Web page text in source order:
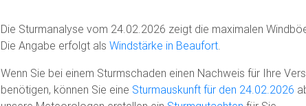
Die Sturmanalyse vom 24.02.2026 zeigt die maximalen
Die Angabe erfolgt als Windstärke in Beaufort
Wenn Sie bei einem Sturmschaden einen Nachweis für Ihre
benötigen, können Sie eine Sturmauskunft für den 24.02.2026